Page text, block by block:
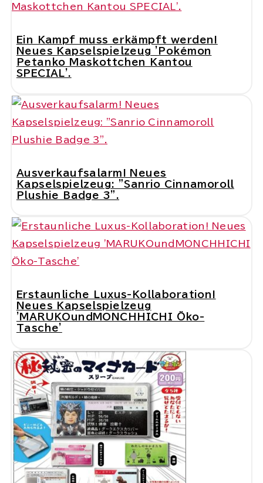
Ein Kampf muss erkämpft werden!
Neues Kapselspielzeug 'Pokémon
Petanko Maskottchen Kantou
SPECIAL'.
Ausverkaufsalarm! Neues
Kapselspielzeug: "Sanrio Cinnamoroll
Plushie Badge 3".
Erstaunliche Luxus-Kollaboration!
Neues Kapselspielzeug
'MARUKOundMONCHHICHI Öko-
Tasche'